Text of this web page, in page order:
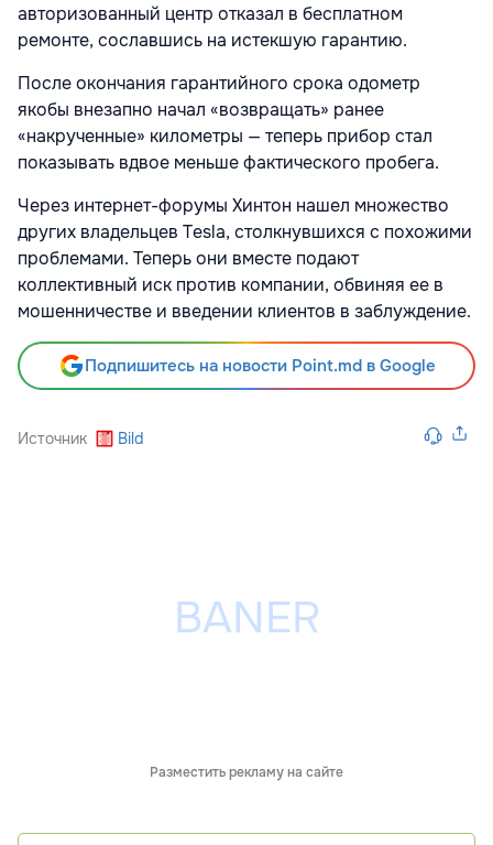
авторизованный центр отказал в бесплатном
ремонте, сославшись на истекшую гарантию.
После окончания гарантийного срока одометр
якобы внезапно начал «возвращать» ранее
«накрученные» километры — теперь прибор стал
показывать вдвое меньше фактического пробега.
Через интернет-форумы Хинтон нашел множество
других владельцев Tesla, столкнувшихся с похожими
проблемами. Теперь они вместе подают
коллективный иск против компании, обвиняя ее в
мошенничестве и введении клиентов в заблуждение.
Подпишитесь на новости Point.md в Google
Источник Bild
Разместить рекламу на сайте